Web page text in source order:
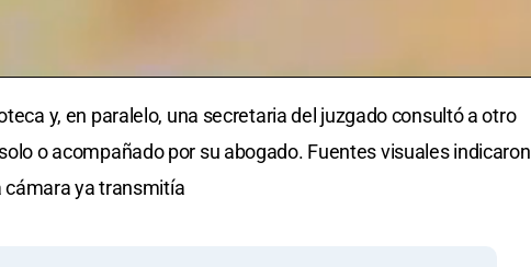
y, en paralelo, una secretaria del juzgado consultó a otro
o acompañado por su abogado. Fuentes visuales indicaron
cámara ya transmitía